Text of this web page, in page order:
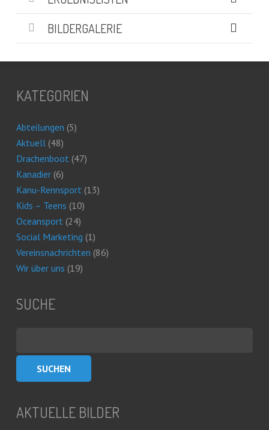
BILDERGALERIE
KATEGORIEN
Abteilungen (5)
Aktuell(48)
Drachenboot(47)
Kanadier(6)
Kanu-Rennsport(13)
Kids – Teens (10)
Oceansport(24)
Social Marketing (1)
Vereinsnachrichten (86)
Wir über uns (19)
SUCHE
AKTUELLE BILDER